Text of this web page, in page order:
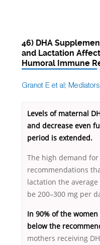
46) DHA
and Lactation
Humoral Immune
Granot E et al;
Levels of maternal
and decrease even
period is extended.
The high demand
recommendations
lactation the
be 200–300 mg per
In 90% of the
below the
mothers receiving